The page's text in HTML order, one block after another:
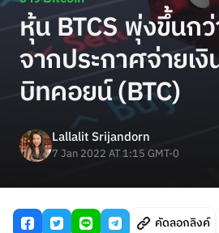
หุ้น BTCS พุ่งขึ้นก
จากประกาศจ่ายเ
บิทคอยน์ (BTC)
Lallalit Srijandorn
7 Jan 2022 AT 1:15 GMT-0
คัดลอกลิงค์